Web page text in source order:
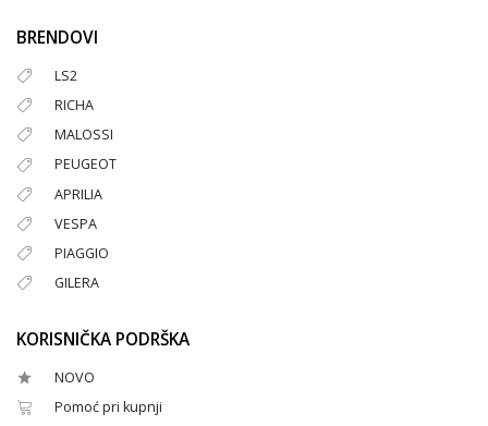
BRENDOVI
LS2
RICHA
MALOSSI
PEUGEOT
APRILIA
VESPA
PIAGGIO
GILERA
KORISNIČKA PODRŠKA
NOVO
Pomoć pri kupnji